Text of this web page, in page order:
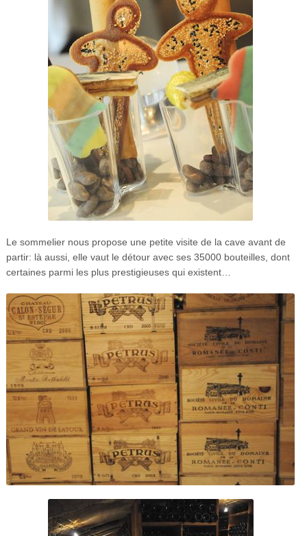
Le sommelier nous propose une petite visite de la cave avant de
partir: là aussi, elle vaut le détour avec ses 35000 bouteilles, dont
certaines parmi les plus prestigieuses qui existent…